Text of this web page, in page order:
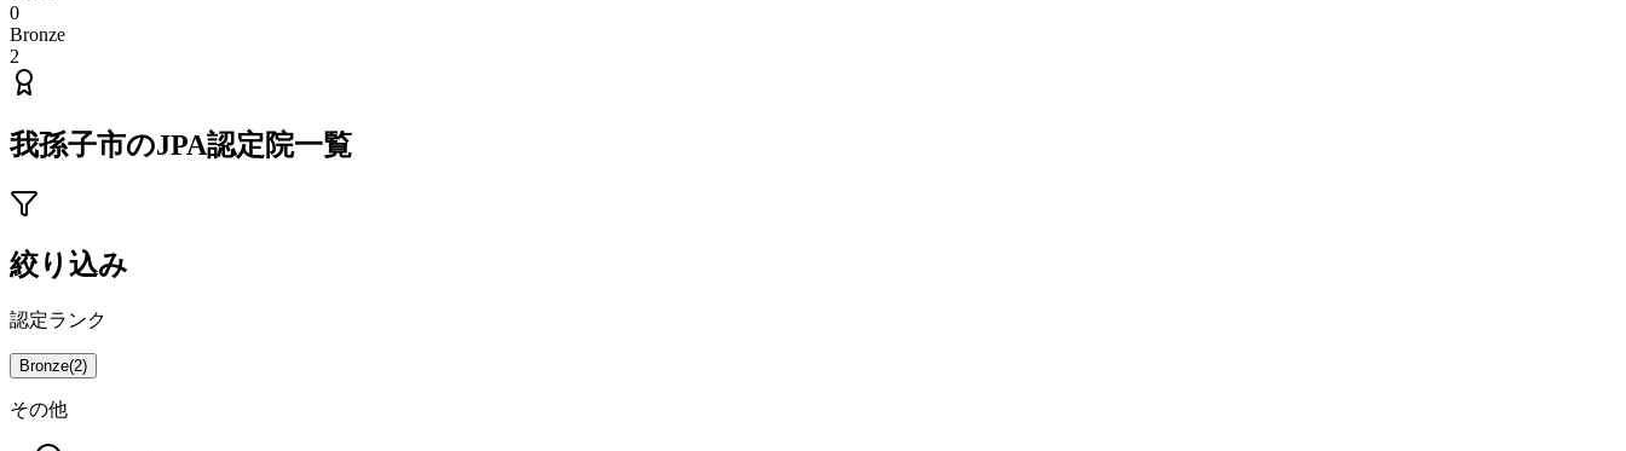
0
Bronze
2
我孫子市のJPA認定院一覧
絞り込み
認定ランク
Bronze(2)
その他